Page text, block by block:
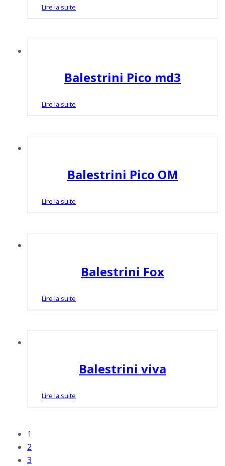
Lire la suite
Balestrini Pico md3
Lire la suite
Balestrini Pico OM
Lire la suite
Balestrini Fox
Lire la suite
Balestrini viva
Lire la suite
1
2
3